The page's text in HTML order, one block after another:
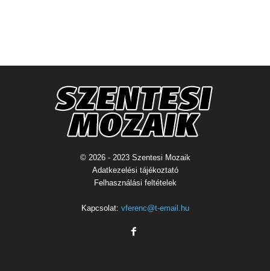
© 2026 - 2023 Szentesi Mozaik
Adatkezelési tájékoztató
Felhasználási feltételek
Kapcsolat: vferenc@t-email.hu